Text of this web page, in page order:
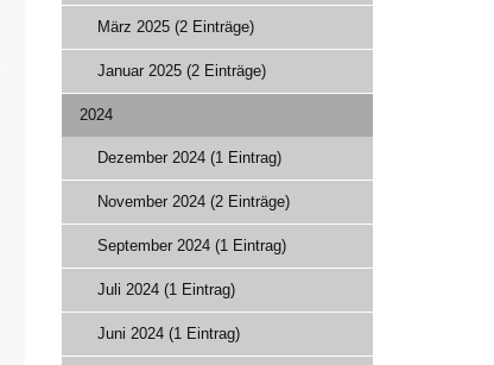
März 2025 (2 Einträge)
Januar 2025 (2 Einträge)
2024
Dezember 2024 (1 Eintrag)
November 2024 (2 Einträge)
September 2024 (1 Eintrag)
Juli 2024 (1 Eintrag)
Juni 2024 (1 Eintrag)